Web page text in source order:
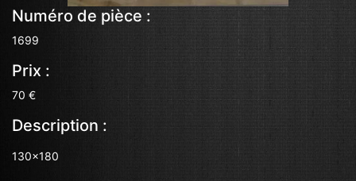
Numéro de pièce :
1699
Prix :
70 €
Description :
130x180